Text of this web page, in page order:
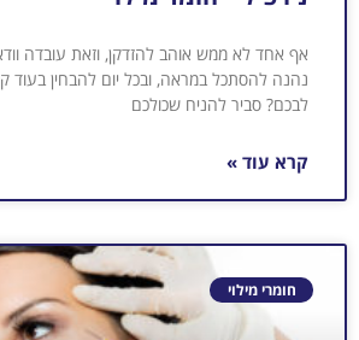
אף אחד לא ממש אוהב להזדקן, וזאת עובדה
נהנה להסתכל במראה, ובכל יום להבחין בעוד
לבכם? סביר להניח שכולכם
קרא עוד »
חומרי מילוי